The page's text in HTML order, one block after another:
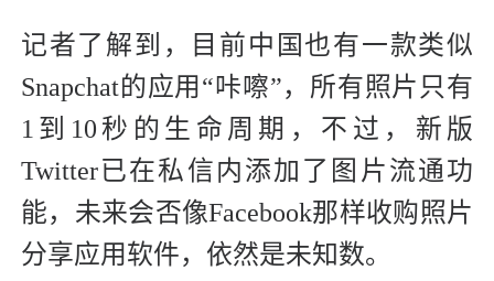
记者了解到，目前中国也有一款类似
Snapchat的应用“咔嚓”，所有照片只有
1到10秒的生命周期，不过，新版
Twitter已在私信内添加了图片流通功
能，未来会否像Facebook那样收购照片
分享应用软件，依然是未知数。